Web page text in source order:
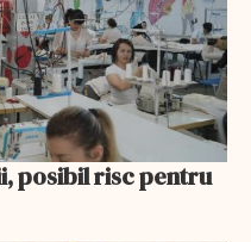
posibil risc pentru